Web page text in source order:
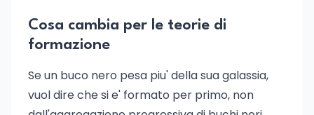
Cosa cambia per le teorie di
formazione
Se un buco nero pesa piu' della sua galassia,
vuol dire che si e' formato per primo, non